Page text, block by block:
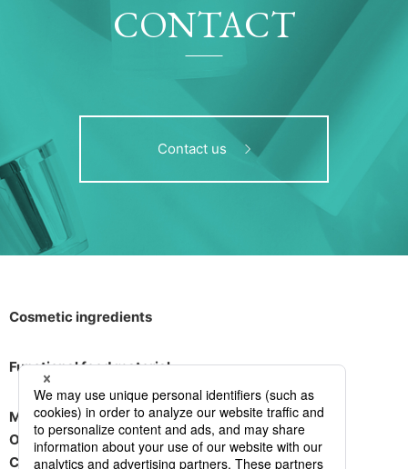
CONTACT
Contact us
Cosmetic ingredients
Functional food material
Message
Operating company
Contact Us